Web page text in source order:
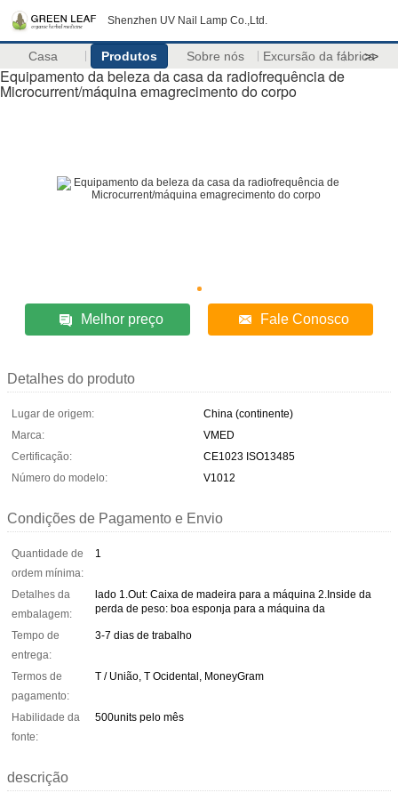
Shenzhen UV Nail Lamp Co.,Ltd.
Casa Produtos Sobre nós Excursão da fábrica
>>
Equipamento da beleza da casa da radiofrequência de
Microcurrent/máquina emagrecimento do corpo
Melhor preço Fale Conosco
Detalhes do produto
Lugar de origem:
China (continente)
Marca:
VMED
Certificação:
CE1023 ISO13485
Número do modelo:
V1012
Condições de Pagamento e Envio
Quantidade de
ordem mínima:
1
Detalhes da
embalagem:
lado 1.Out: Caixa de madeira para a máquina 2.Inside da
perda de peso: boa esponja para a máquina da
Tempo de
entrega:
3-7 dias de trabalho
Termos de
pagamento:
T / União, T Ocidental, MoneyGram
Habilidade da
fonte:
500units pelo mês
descrição